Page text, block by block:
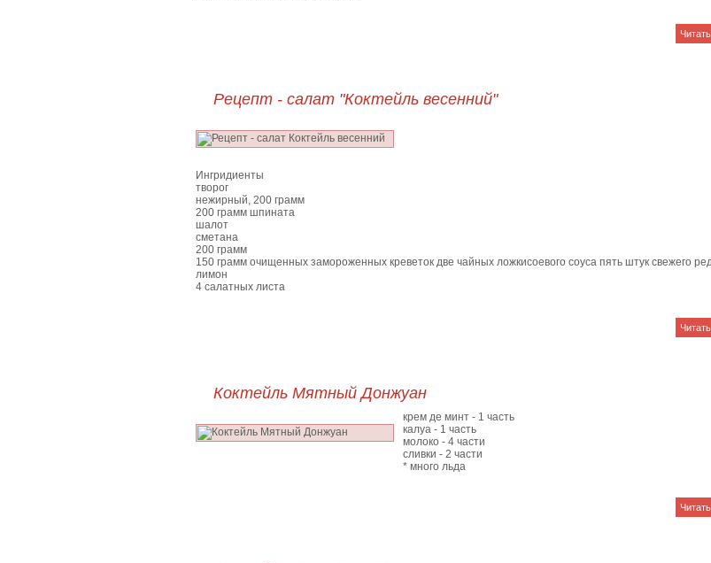
Читать
Рецепт - салат "Коктейль весенний"
Ингридиенты
творог
нежирный, 200 грамм
200 грамм шпината
шалот
сметана
200 грамм
150 грамм очищенных замороженных креветок две чайных ложкисоевого соуса пять штук свежего
лимон
4 салатных листа
Читать
Коктейль Мятный Донжуан
крем де минт - 1 часть
калуа - 1 часть
молоко - 4 части
сливки - 2 части
* много льда
Читать